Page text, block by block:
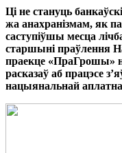
Ці не стануць
жа анахранізмам, як
саступіўшы месца
старшыні праўлення
праекце
расказаў аб працэсе
нацыянальнай